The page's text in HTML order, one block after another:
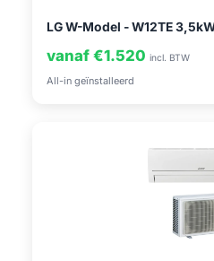
LG W-Model - W12TE
vanaf €1.520 incl. BTW
All-in geïnstalleerd